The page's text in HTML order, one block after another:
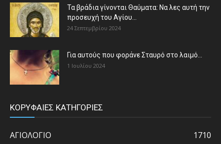
Τα βράδια γίνονται Θαύματα: Να λες αυτή την
προσευχή του Αγίου...
24 Σεπτεμβρίου 2024
Για αυτούς που φοράνε Σταυρό στο λαιμό…
1 Ιουλίου 2024
ΚΟΡΥΦΑΙΕΣ ΚΑΤΗΓΟΡΙΕΣ
ΑΓΙΟΛΟΓΙΟ
1710